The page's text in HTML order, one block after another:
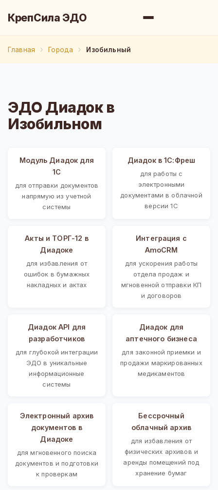
КрепСила ЭДО
Главная Города Изобильный
ЭДО Диадок в
Изобильном
Модуль Диадок для
1С
для отправки документов
напрямую из учетной
системы
Диадок в 1С:Фреш
для работы с
электронными
документами в облачной
версии 1С
Акты и ТОРГ-12 в
Диадоке
для избавления от
ошибок в бумажных
накладных и актах
Интеграция с
AmoCRM
для ускорения работы
отдела продаж и
мгновенной отправки КП
и договоров
Диадок API для
разработчиков
для глубокой интеграции
ЭДО в уникальные
информационные
системы
Диадок для
аптечного бизнеса
для законной приемки и
продажи маркированных
медикаментов
Электронный архив
документов в
Диадоке
для мгновенного поиска
документов и подготовки
к проверкам
Бессрочный
облачный архив
для избавления от
физических архивов и
аренды помещений под
хранение бумаг